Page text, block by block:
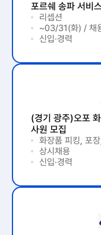
포르쉐 송파 서비
리셉션
~03/31(화) / 채
신입·경력
(경기 광주)오포
사원 모집
화장품 피킹, 포
상시채용
신입·경력